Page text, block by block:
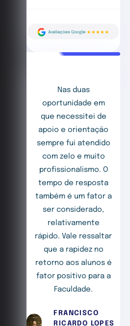
Nas duas
oportunidade em
que necessitei de
apoio e orientação
sempre fui atendido
com zelo e muito
profissionalismo. O
tempo de resposta
também é um fator a
ser considerado,
relativamente
rápido. Vale ressaltar
que a rapidez no
retorno aos alunos é
fator positivo para a
Faculdade.
FRANCISCO
RICARDO LOPES